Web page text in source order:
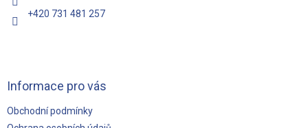
+420 731 481 257
Informace pro vás
Obchodní podmínky